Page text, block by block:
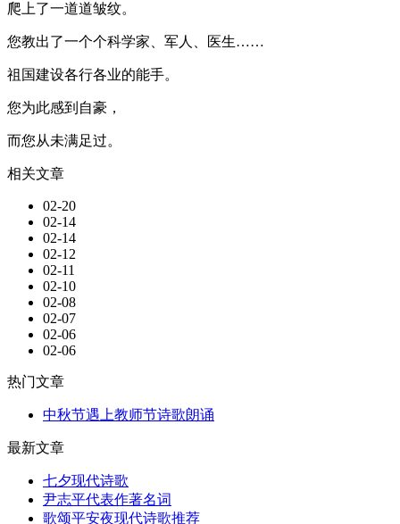
爬上了一道道皱纹。
您教出了一个个科学家、军人、医生……
祖国建设各行各业的能手。
您为此感到自豪，
而您从未满足过。
相关文章
02-20
02-14
02-14
02-12
02-11
02-10
02-08
02-07
02-06
02-06
热门文章
中秋节遇上教师节诗歌朗诵
最新文章
七夕现代诗歌
尹志平代表作著名词
歌颂平安夜现代诗歌推荐